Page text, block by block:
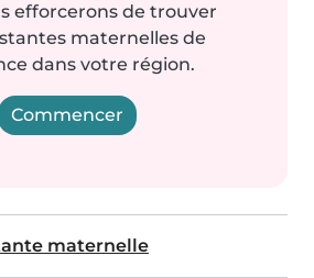
efforcerons de trouver
maternelles de
dans votre région.
Commencer
maternelle